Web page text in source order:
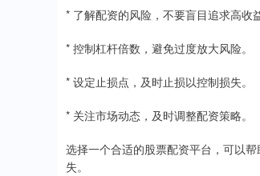
* 了解配资的风险，不要盲目追求高收益
* 控制杠杆倍数，避免过度放大风险。
* 设定止损点，及时止损以控制损失。
* 关注市场动态，及时调整配资策略。
选择一个合适的股票配资平台，可以
失。